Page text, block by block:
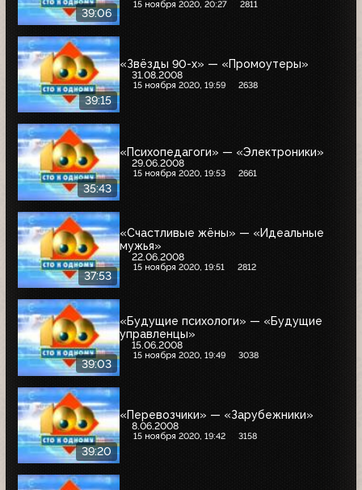
39:06
15 ноября 2020, 20:27 2811
39:15
«Звёзды 90-х» — «Промоутеры»
31.08.2008
15 ноября 2020, 19:59 2638
35:43
«Психопедагоги» — «Электроники»
29.06.2008
15 ноября 2020, 19:53 2661
37:53
«Счастливые жёны» — «Идеальные
мужья»
22.06.2008
15 ноября 2020, 19:51 2812
39:03
«Будущие психологи» — «Будущие
управленцы»
15.06.2008
15 ноября 2020, 19:49 3038
39:20
«Перевозчики» — «Зарубежники»
8.06.2008
15 ноября 2020, 19:42 3158